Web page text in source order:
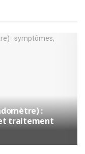
:
traitement